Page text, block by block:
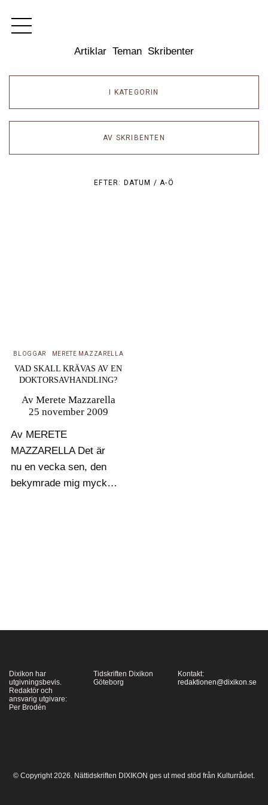
Artiklar Teman Skribenter
I KATEGORIN
AV SKRIBENTEN
EFTER: DATUM /A-Ö
BLOGGAR MERETE MAZZARELLA
VAD SKALL KRÄVAS AV EN
DOKTORSAVHANDLING?
Av Merete Mazzarella
25 november 2009
Av MERETE
MAZZARELLA Det är
nu en vecka sen, den
bekymrade mig mycket
Dixikon har
utgivningsbevis.
Redaktör och
ansvarig utgivare:
Per Brodén
Tidskriften Dixikon
Göteborg
Kontakt:
redaktionen@dixikon.se
© Copyright 2026. Nättidskriften DIXIKON ges ut med stöd från Kulturrådet.